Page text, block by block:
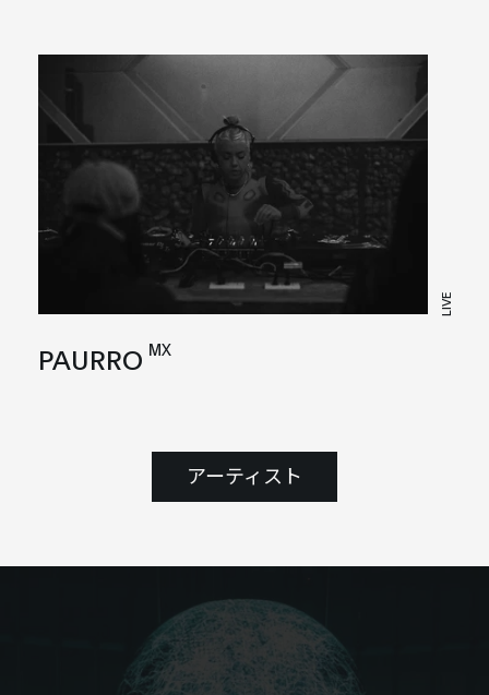
LIVE
PAURRO MX
アーティスト